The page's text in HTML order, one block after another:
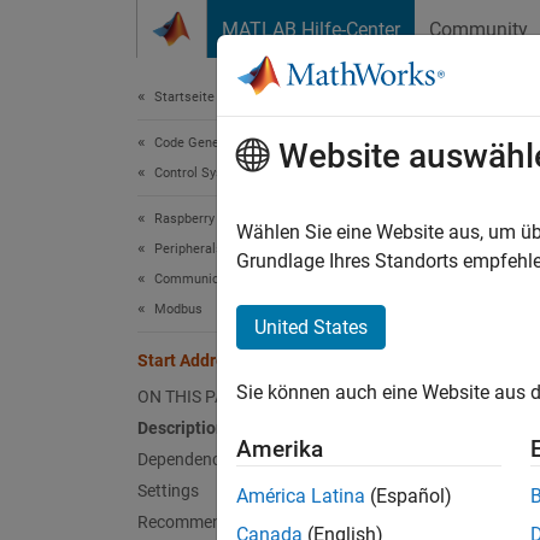
MATLAB Hilfe-Center Community
Startseite der Dokumentation
Code Generation
Control Systems
Raspberry Pi Blockset
Peripherals
Communication
Modbus
Start Address
ON THIS PAGE
Description
Dependencies
Settings
Recommended Settings
Website
Wählen Sie eine Website aus, um
Grundlage Ihres Standorts
United States
Sie können auch eine Website aus
Amerika
América Latina (Español)
Canada (English)